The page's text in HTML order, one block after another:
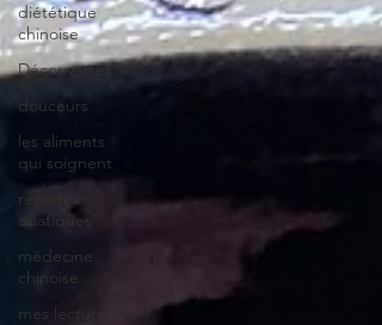
diététique
chinoise
Découvertes
douceurs
les aliments
qui soignent
recettes
asiatiques
médecine
chinoise
mes lectures